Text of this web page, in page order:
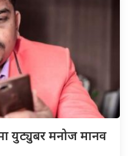
युट्युबर मनोज मानव